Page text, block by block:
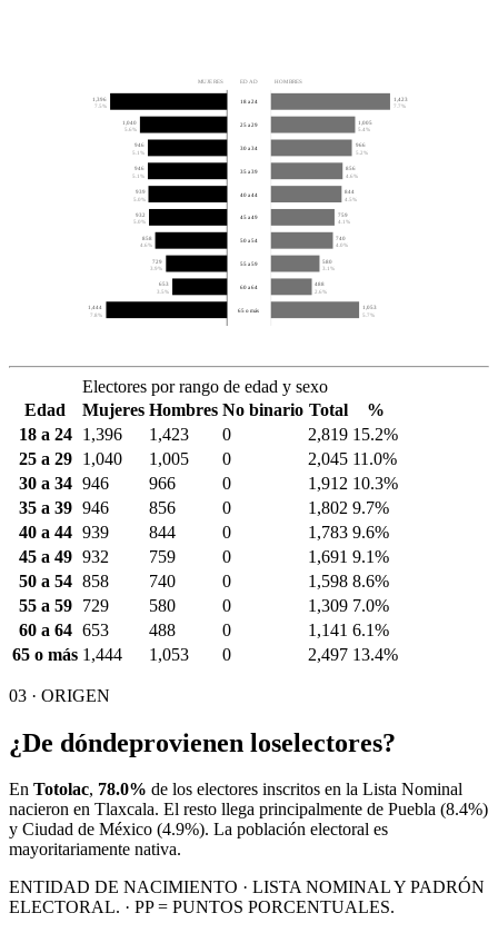
MUJERES EDAD HOMBRES
1,396
7.5%
1,423
7.7%
18 a 24
1,040
5.6%
1,005
5.4%
25 a 29
946
5.1%
966
5.2%
30 a 34
946
5.1%
856
4.6%
35 a 39
939
5.0%
844
4.5%
40 a 44
932
5.0%
759
4.1%
45 a 49
858
4.6%
740
4.0%
50 a 54
729
3.9%
580
3.1%
55 a 59
653
3.5%
488
2.6%
60 a 64
1,444
7.8%
1,053
5.7%
65 o más
Electores por rango de edad y sexo
Edad
Mujeres Hombres No binario Total
%
18 a 24
1,396 1,423 0 2,819 15.2%
25 a 29
1,040 1,005 0 2,045 11.0%
30 a 34 946 966 0 1,912 10.3%
35 a 39 946 856 0 1,802 9.7%
40 a 44 939 844 0 1,783 9.6%
45 a 49 932 759 0 1,691 9.1%
50 a 54 858 740 0 1,598 8.6%
55 a 59
729 580 0 1,309 7.0%
60 a 64 653 488 0 1,141 6.1%
65 o más 1,444 1,053 0 2,497 13.4%
03 · ORIGEN
¿De dóndeprovienen loselectores?
En Totolac, 78.0% de los electores inscritos en la Lista Nominal
nacieron en Tlaxcala. El resto llega principalmente de Puebla (8.4%)
y Ciudad de México (4.9%). La población electoral es
mayoritariamente nativa.
ENTIDAD DE NACIMIENTO · LISTA NOMINAL Y PADRÓN
ELECTORAL. · PP = PUNTOS PORCENTUALES.